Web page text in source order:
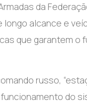
da
longo alcance e
que garantem o
russo,
funcionamento do